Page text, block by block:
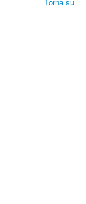
Torna su